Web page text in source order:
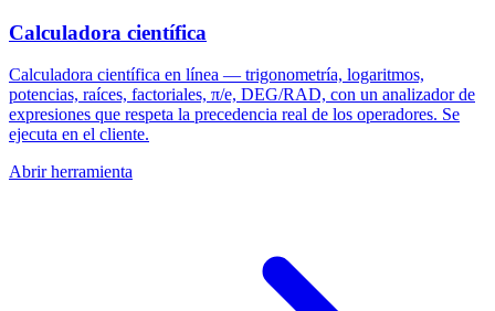
Calculadora científica
Calculadora científica en línea — trigonometría, logaritmos,
potencias, raíces, factoriales, π/e, DEG/RAD, con un analizador de
expresiones que respeta la precedencia real de los operadores. Se
ejecuta en el cliente.
Abrir herramienta